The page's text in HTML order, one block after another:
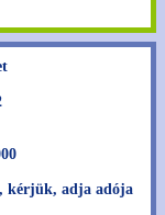
kérjük, adja adója